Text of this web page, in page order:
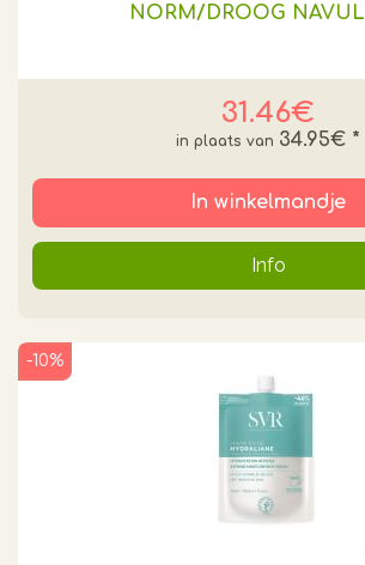
NORM/DROOG
31.46€
34.95€ *
In winkelmandje
Info
-10%